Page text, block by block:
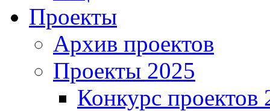
Проекты
Архив проектов
Проекты 2025
Конкурс проектов